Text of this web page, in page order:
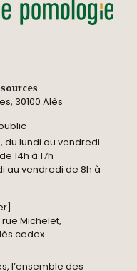
30100 Alès
du lundi au vendredi
14h à 17h
au vendredi de 8h à
Michelet,
cedex
l’ensemble des